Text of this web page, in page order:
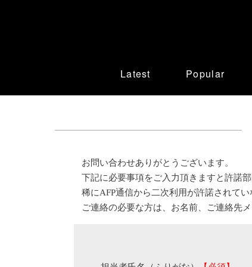
Latest Popular
お問い合わせありがとうございます。
下記に必要事項をご入力頂きますと許諾
稀にAFP通信から二次利用が許諾されて
ご連絡の必要な方は、お名前、ご連絡先